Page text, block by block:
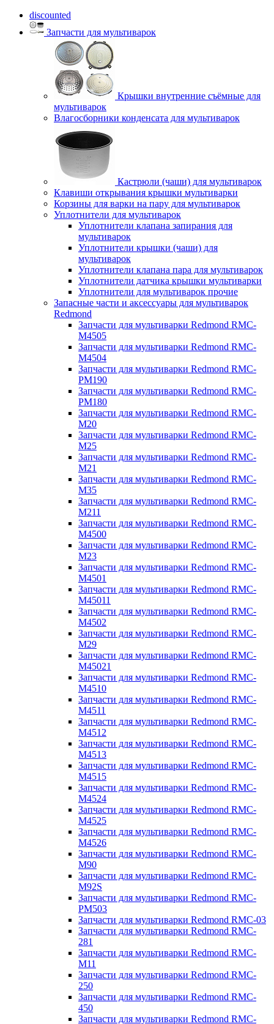
discounted
Запчасти для мультиварок
Крышки внутренние съёмные для
мультиварок
Влагосборники конденсата для мультиварок
Кастрюли (чаши) для мультиварок
Клавиши открывания крышки мультиварки
Корзины для варки на пару для мультиварок
Уплотнители для мультиварок
Уплотнители клапана запирания для
мультиварок
Уплотнители крышки (чаши) для
мультиварок
Уплотнители клапана пара для мультиварок
Уплотнители датчика крышки мультиварки
Уплотнители для мультиварок прочие
Запасные части и аксессуары для мультиварок
Redmond
Запчасти для мультиварки Redmond RMC-
M4505
Запчасти для мультиварки Redmond RMC-
M4504
Запчасти для мультиварки Redmond RMC-
PM190
Запчасти для мультиварки Redmond RMC-
PM180
Запчасти для мультиварки Redmond RMC-
M20
Запчасти для мультиварки Redmond RMC-
M25
Запчасти для мультиварки Redmond RMC-
M21
Запчасти для мультиварки Redmond RMC-
M35
Запчасти для мультиварки Redmond RMC-
M211
Запчасти для мультиварки Redmond RMC-
M4500
Запчасти для мультиварки Redmond RMC-
M23
Запчасти для мультиварки Redmond RMC-
M4501
Запчасти для мультиварки Redmond RMC-
M45011
Запчасти для мультиварки Redmond RMC-
M4502
Запчасти для мультиварки Redmond RMC-
M29
Запчасти для мультиварки Redmond RMC-
M45021
Запчасти для мультиварки Redmond RMC-
M4510
Запчасти для мультиварки Redmond RMC-
M4511
Запчасти для мультиварки Redmond RMC-
M4512
Запчасти для мультиварки Redmond RMC-
M4513
Запчасти для мультиварки Redmond RMC-
M4515
Запчасти для мультиварки Redmond RMC-
M4524
Запчасти для мультиварки Redmond RMC-
M4525
Запчасти для мультиварки Redmond RMC-
M4526
Запчасти для мультиварки Redmond RMC-
M90
Запчасти для мультиварки Redmond RMC-
M92S
Запчасти для мультиварки Redmond RMC-
PM503
Запчасти для мультиварки Redmond RMC-03
Запчасти для мультиварки Redmond RMC-
281
Запчасти для мультиварки Redmond RMC-
M11
Запчасти для мультиварки Redmond RMC-
250
Запчасти для мультиварки Redmond RMC-
450
Запчасти для мультиварки Redmond RMC-